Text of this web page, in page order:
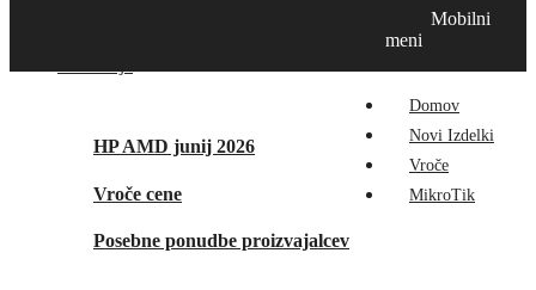
HP AMD junij 2026
Vroče cene
Posebne ponudbe proizvajalcev
Mobilni
meni
Domov
Novi Izdelki
Vroče
MikroTik